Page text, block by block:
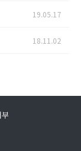
19.05.17
18.11.02